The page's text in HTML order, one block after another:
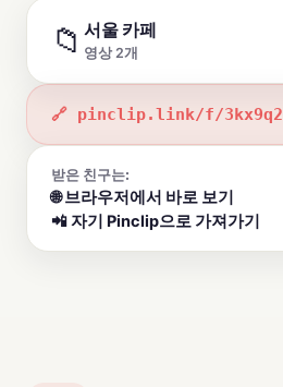
📁 서울 카페
영상 2개
🔗 pinclip.link/f/3kx9q2
받은 친구는:
🌐 브라우저에서 바로 보기
📲 자기 Pinclip으로 가져가기